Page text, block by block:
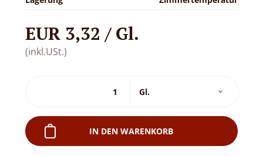
EUR 3,32 / Gl.
(inkl.USt.)
IN DEN WARENKORB